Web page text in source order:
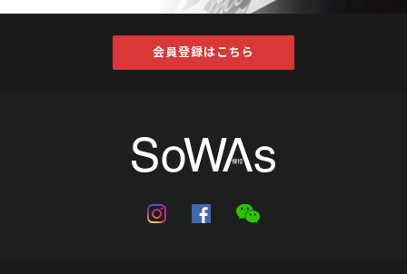
会員登録はこちら